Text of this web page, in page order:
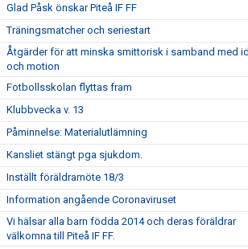
Glad Påsk önskar Piteå IF FF
Träningsmatcher och seriestart
Åtgärder för att minska smittorisk i samband med
och motion
Fotbollsskolan flyttas fram
Klubbvecka v. 13
Påminnelse: Materialutlämning
Kansliet stängt pga sjukdom.
Inställt föräldramöte 18/3
Information angående Coronaviruset
Vi hälsar alla barn födda 2014 och deras föräldrar
välkomna till Piteå IF FF.